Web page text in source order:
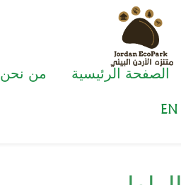
الصفحة الرئيسية من نحن
EN